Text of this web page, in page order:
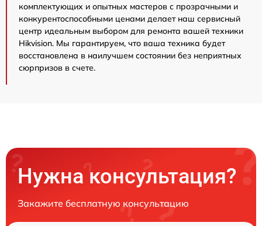
комплектующих и опытных мастеров с прозрачными и
конкурентоспособными ценами делает наш сервисный
центр идеальным выбором для ремонта вашей техники
Hikvision. Мы гарантируем, что ваша техника будет
восстановлена в наилучшем состоянии без неприятных
сюрпризов в счете.
Нужна консультация?
Закажите бесплатную консультацию